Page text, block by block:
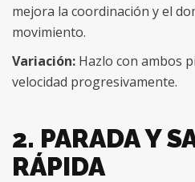
mejora la coordinación y el
movimiento.
Variación: Hazlo con ambos
velocidad progresivamente.
2. PARADA Y
RÁPIDA